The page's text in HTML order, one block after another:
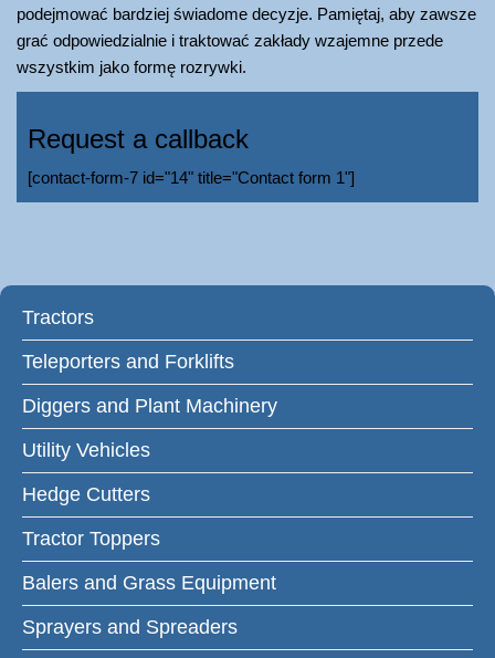
podejmować bardziej świadome decyzje. Pamiętaj, aby zawsze
grać odpowiedzialnie i traktować zakłady wzajemne przede
wszystkim jako formę rozrywki.
Request a callback
[contact-form-7 id="14" title="Contact form 1"]
Tractors
Teleporters and Forklifts
Diggers and Plant Machinery
Utility Vehicles
Hedge Cutters
Tractor Toppers
Balers and Grass Equipment
Sprayers and Spreaders